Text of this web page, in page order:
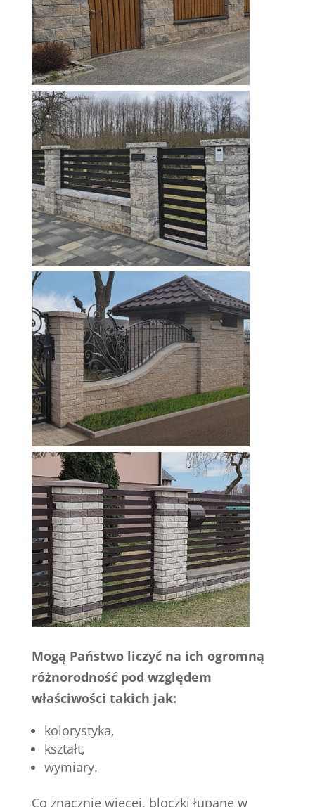
Mogą Państwo liczyć na ich ogromną
różnorodność pod względem
właściwości takich jak:
kolorystyka,
kształt,
wymiary.
Co znacznie więcej, bloczki łupane w